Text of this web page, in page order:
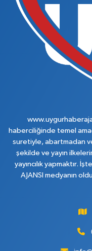
haberciliğinde temel
suretiyle, abartmadan
şekilde ve yayın
yayıncılık yapmaktır.
AJANSI medyanın